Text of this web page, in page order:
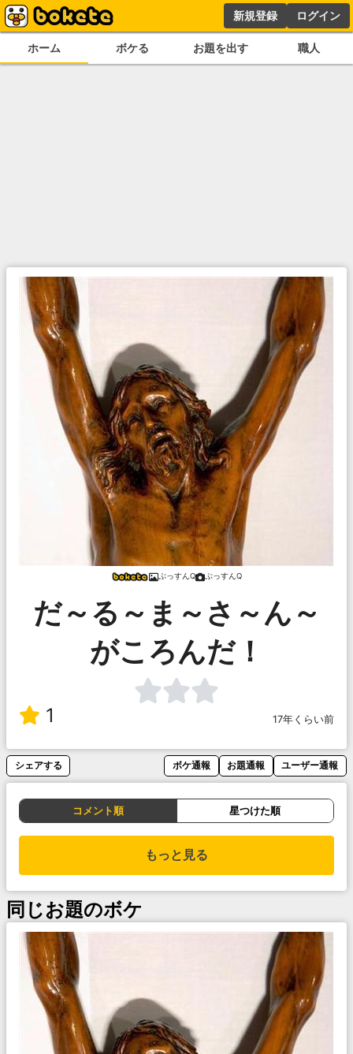
新規登録 ログイン
ホーム ボケる お題を出す 職人
ぷっすんQ ぷっすんQ
だ～る～ま～さ～ん～
がころんだ！
1 17年くらい前
シェアする ボケ通報 お題通報 ユーザー通報
コメント順 星つけた順
もっと見る
同じお題のボケ